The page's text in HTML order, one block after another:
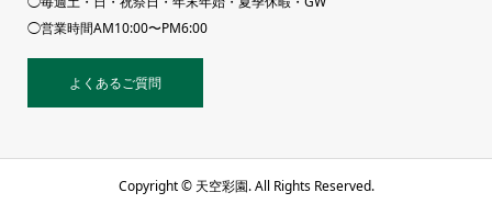
◯営業時間AM10:00〜PM6:00
よくあるご質問
Copyright ©天空彩園. All Rights Reserved.